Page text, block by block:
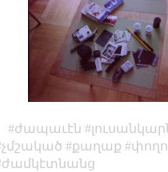
ժապաւէն
չմշակած
քաղաք
ժամկէտնանց